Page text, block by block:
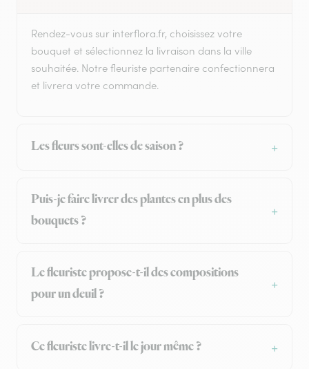
Rendez-vous sur interflora.fr, choisissez votre
bouquet et sélectionnez la livraison dans la ville
souhaitée. Notre fleuriste partenaire confectionnera
et livrera votre commande.
Les fleurs sont-elles de saison ?
Puis-je faire livrer des plantes en plus des
bouquets ?
Le fleuriste propose-t-il des compositions
pour un deuil ?
Ce fleuriste livre-t-il le jour même ?